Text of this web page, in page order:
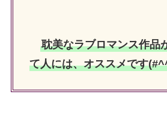
耽美なラブロマンス作品
て人には、オススメです